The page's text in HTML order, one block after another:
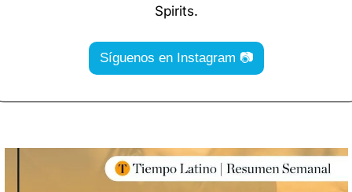
Spirits.
Síguenos en Instagram 📷